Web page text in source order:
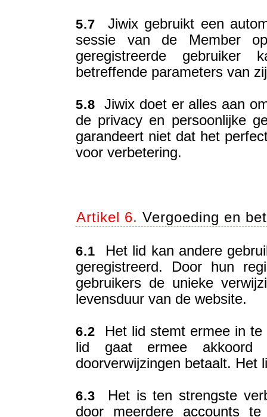
5.7 Jiwix gebruikt een
sessie van de Member
geregistreerde
betreffende parameters van
5.8 Jiwix doet er alles aan
de privacy en persoonlijke
garandeert niet dat het
voor verbetering.
Artikel 6. Vergoeding en
6.1 Het lid kan andere
geregistreerd. Door hun
gebruikers de unieke
levensduur van de website.
6.2 Het lid stemt ermee in te
lid gaat ermee
doorverwijzingen betaalt. Het
6.3 Het is ten strengste
door meerdere accounts